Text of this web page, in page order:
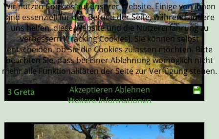
3 Greta
Wir nutzen Cookies auf unserer Website. Einige von ihnen
sind essenziell für den Betrieb der Seite, während andere
uns helfen, diese Website und die Nutzererfahrung zu
verbessern (Tracking Cookies). Sie können selbst
entscheiden, ob Sie die Cookies zulassen möchten. Bitte
beachten Sie, dass bei einer Ablehnung womöglich nicht
mehr alle Funktionalitäten der Seite zur Verfügung stehen.
Akzeptieren Ablehnen
Weitere Informationen